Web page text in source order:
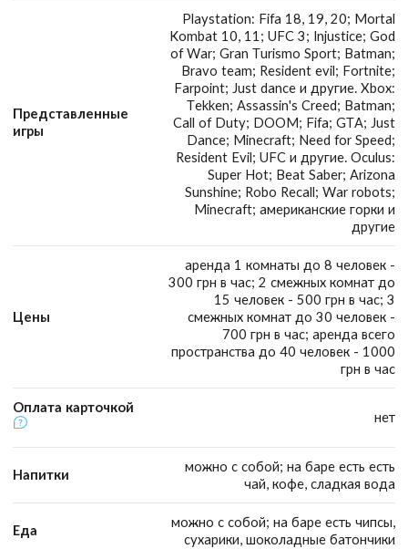
Представленные
игры
Playstation: Fifa 18, 19, 20; Mortal
Kombat 10, 11; UFC 3; Injustice; God
of War; Gran Turismo Sport; Batman;
Bravo team; Resident evil; Fortnite;
Farpoint; Just dance и другие. Xbox:
Tekken; Assassin's Creed; Batman;
Call of Duty; DOOM; Fifa; GTA; Just
Dance; Minecraft; Need for Speed;
Resident Evil; UFC и другие. Oculus:
Super Hot; Beat Saber; Arizona
Sunshine; Robo Recall; War robots;
Minecraft; американские горки и
другие
Цены
аренда 1 комнаты до 8 человек -
300 грн в час; 2 смежных комнат до
15 человек - 500 грн в час; 3
смежных комнат до 30 человек -
700 грн в час; аренда всего
пространства до 40 человек - 1000
грн в час
Оплата карточкой
нет
Напитки
можно с собой; на баре есть есть
чай, кофе, сладкая вода
Еда
можно с собой; на баре есть чипсы,
сухарики, шоколадные батончики